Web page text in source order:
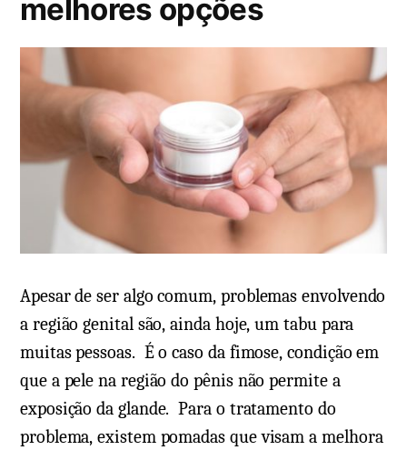
m
melhores opções
Apesar de ser algo comum, problemas envolvendo
a região genital são, ainda hoje, um tabu para
muitas pessoas. É o caso da fimose, condição em
que a pele na região do pênis não permite a
exposição da glande. Para o tratamento do
problema, existem pomadas que visam a melhora